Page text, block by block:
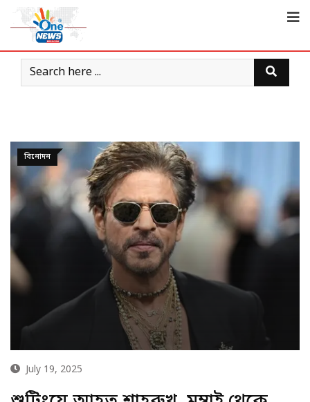
বিনোদন
July 19, 2025